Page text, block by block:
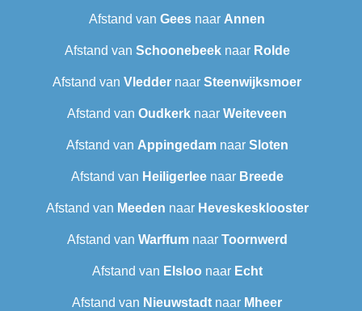
Afstand van Gees naar Annen
Afstand van Schoonebeeknaar Rolde
Afstand van Vledder naar Steenwijksmoer
Afstand van Oudkerk naar Weiteveen
Afstand van Appingedamnaar Sloten
Afstand van Heiligerleenaar Breede
Afstand van Meeden naar Heveskesklooster‎
Afstand van Warffumnaar Toornwerd
Afstand van Elsloo naar Echt
Afstand van Nieuwstadt naar Mheer